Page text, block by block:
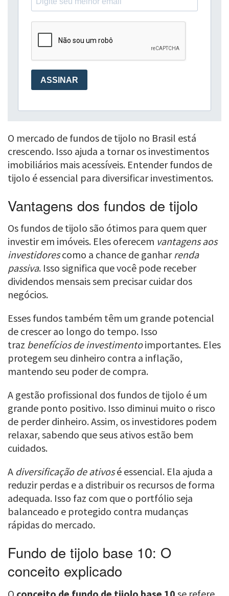
O mercado de fundos de tijolo no Brasil está
crescendo. Isso ajuda a tornar os investimentos
imobiliários mais acessíveis. Entender fundos de
tijolo é essencial para diversificar investimentos.
Vantagens dos fundos de tijolo
Os fundos de tijolo são ótimos para quem quer
investir em imóveis. Eles oferecem vantagens aos
investidorescomo a chance de ganharrenda
passiva. Isso significa que você pode receber
dividendos mensais sem precisar cuidar dos
negócios.
Esses fundos também têm um grande potencial
de crescer ao longo do tempo. Isso
traz benefícios de investimentoimportantes. Eles
protegem seu dinheiro contra a inflação,
mantendo seu poder de compra.
A gestão profissional dos fundos de tijolo é um
grande ponto positivo. Isso diminui muito o risco
de perder dinheiro. Assim, os investidores podem
relaxar, sabendo que seus ativos estão bem
cuidados.
A diversificação de ativosé essencial. Ela ajuda a
reduzir perdas e a distribuir os recursos de forma
adequada. Isso faz com que o portfólio seja
balanceado e protegido contra mudanças
rápidas do mercado.
Fundo de tijolo base 10: O
conceito explicado